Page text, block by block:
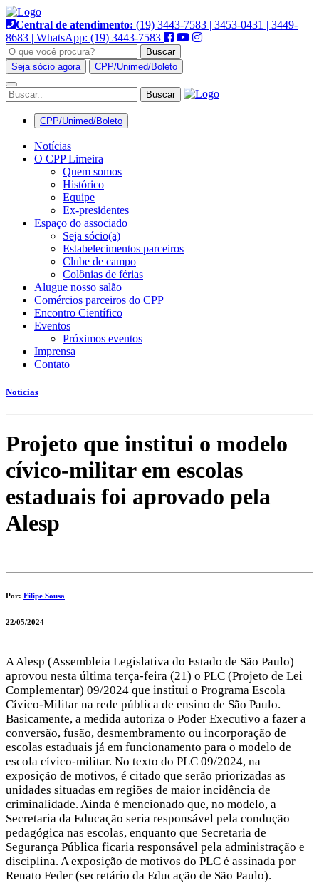
Pular
para
o
conteúdo
Central de atendimento: (19) 3443-7583 | 3453-0431 | 3449-
8683 | WhatsApp: (19) 3443-7583
Buscar
Seja sócio agora
CPP/Unimed/Boleto
Alternar
navegação
CPP/Unimed/Boleto
Notícias
O CPP Limeira
Quem somos
Histórico
Equipe
Ex-presidentes
Espaço do associado
Seja sócio(a)
Estabelecimentos parceiros
Clube de campo
Colônias de férias
Alugue nosso salão
Comércios parceiros do CPP
Encontro Científico
Eventos
Próximos eventos
Imprensa
Contato
Notícias
Projeto que institui o modelo
cívico-militar em escolas
estaduais foi aprovado pela
Alesp
Por: Filipe Sousa
22/05/2024
A Alesp (Assembleia Legislativa do Estado de São Paulo)
aprovou nesta última terça-feira (21) o PLC (Projeto de Lei
Complementar) 09/2024 que institui o Programa Escola
Cívico-Militar na rede pública de ensino de São Paulo.
Basicamente, a medida autoriza o Poder Executivo a fazer a
conversão, fusão, desmembramento ou incorporação de
escolas estaduais já em funcionamento para o modelo de
escola cívico-militar. No texto do PLC 09/2024, na
exposição de motivos, é citado que serão priorizadas as
unidades situadas em regiões de maior incidência de
criminalidade. Ainda é mencionado que, no modelo, a
Secretaria da Educação seria responsável pela condução
pedagógica nas escolas, enquanto que Secretaria de
Segurança Pública ficaria responsável pela administração e
disciplina. A exposição de motivos do PLC é assinada por
Renato Feder (secretário da Educação de São Paulo).